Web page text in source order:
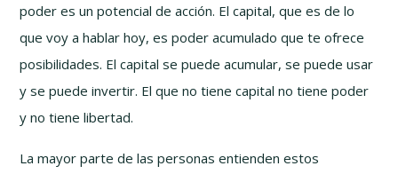
poder es un potencial de acción. El capital, que es de lo
que voy a hablar hoy, es poder acumulado que te ofrece
posibilidades. El capital se puede acumular, se puede usar
y se puede invertir. El que no tiene capital no tiene poder
y no tiene libertad.
La mayor parte de las personas entienden estos